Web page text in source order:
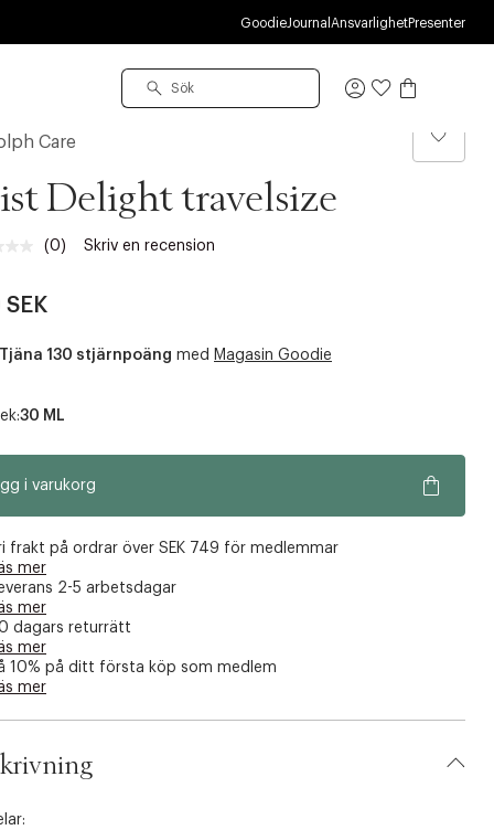
GoodieJournal AnsvarlighetPresenter
Logga
Care
Delight travelsize
Inget
till
(0) Skriv en recension
SEK
Tjäna 130 stjärnpoäng med Magasin Goodie
30 ML
i varukorg
frakt på ordrar över SEK 749 för medlemmar
mer
2-5 arbetsdagar
mer
dagars returrätt
mer
10% på ditt första köp som medlem
mer